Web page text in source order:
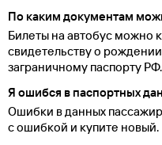
По каким документам
Билеты на автобус можно
свидетельству о
заграничному паспорту РФ.
Я ошибся в паспортных
Ошибки в данных
с ошибкой и купите новый.